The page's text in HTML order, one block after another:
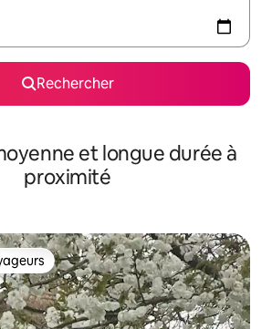
Rechercher
et longue durée à
proximité